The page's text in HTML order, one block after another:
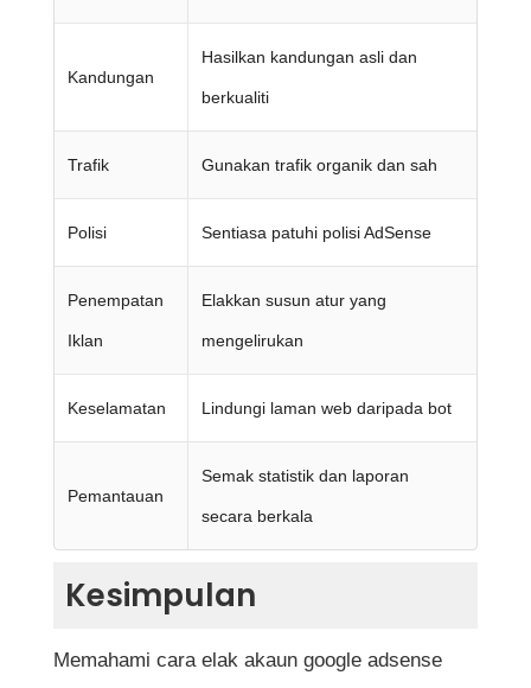
Kandungan
Hasilkan kandungan asli dan
berkualiti
Trafik Gunakan trafik organik dan sah
Polisi Sentiasa patuhi polisi AdSense
Penempatan
Iklan
Elakkan susun atur yang
mengelirukan
Keselamatan Lindungi laman web daripada bot
Pemantauan
Semak statistik dan laporan
secara berkala
Kesimpulan
Memahami cara elak akaun google adsense